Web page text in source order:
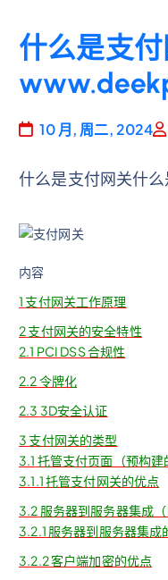
什么是支
10 月, 周二, 2024
什么是支付网关什
内容
1 支付网关工作原理
2支付网关的安全特性
2.1 PCI DSS 合规性
2.2令牌化
2.3 3D安全认证
3 支付网关的类型
3.1 托管支付页面（预构建
3.1.1托管支付网关的优点
3.2 服务器到服务器集成（
3.2.1 服务器到服务器集成
3.2.2客户端加密的优点